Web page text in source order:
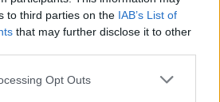
to third parties on the IAB’s List of
that may further disclose it to other
Opt Outs
e regulamentos do Gym for Life
avaliadas terão um feedback do